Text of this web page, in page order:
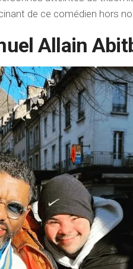
de ce comédien hors
Allain